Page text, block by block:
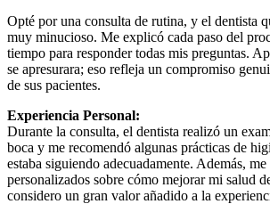
Opté por una consulta de rutina, y el dentista
muy minucioso. Me explicó cada paso del
tiempo para responder todas mis preguntas.
se apresurara; eso refleja un compromiso
de sus pacientes.
Experiencia Personal:
Durante la consulta, el dentista realizó un
boca y me recomendó algunas prácticas de
estaba siguiendo adecuadamente. Además,
personalizados sobre cómo mejorar mi salud
considero un gran valor añadido a la